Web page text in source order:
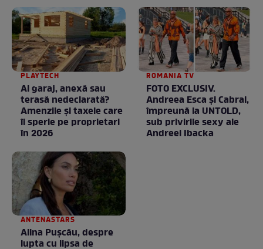
PLAYTECH
Ai garaj, anexă sau
terasă nedeclarată?
Amenzile și taxele care
îi sperie pe proprietari
în 2026
ROMANIA TV
FOTO EXCLUSIV.
Andreea Esca şi Cabral,
împreună la UNTOLD,
sub privirile sexy ale
Andreei Ibacka
ANTENASTARS
Alina Pușcău, despre
lupta cu lipsa de